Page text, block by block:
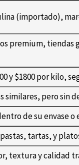
(importado),
premium, tiendas
y $1800 por kilo,
similares, pero sin
de su envase o
pastas, tartas, y
textura y calidad